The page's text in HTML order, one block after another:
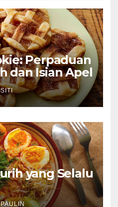
Perpaduan
dan Isian Apel
SITI
yang Selalu
PAULIN